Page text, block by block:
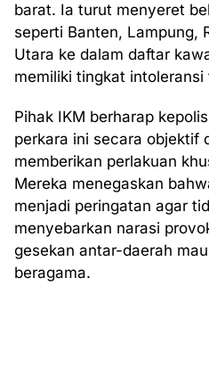
barat. Ia turut menyeret
seperti Banten, Lampung,
Utara ke dalam daftar
memiliki tingkat intoleransi
Pihak IKM berharap
perkara ini secara objektif
memberikan perlakuan
Mereka menegaskan
menjadi peringatan agar
menyebarkan narasi
gesekan antar-daerah
beragama.